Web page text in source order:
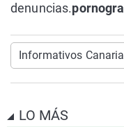
denuncias.
Informativos
LO MÁS